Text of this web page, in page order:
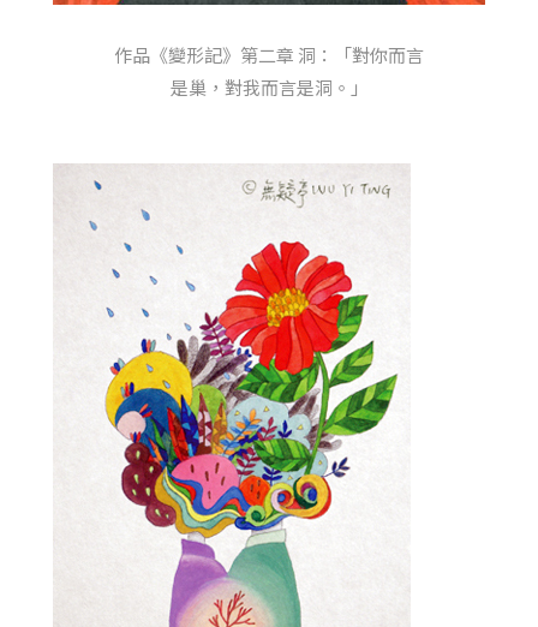
作品《變形記》第二章 洞：「對你而言
是巢，對我而言是洞。」